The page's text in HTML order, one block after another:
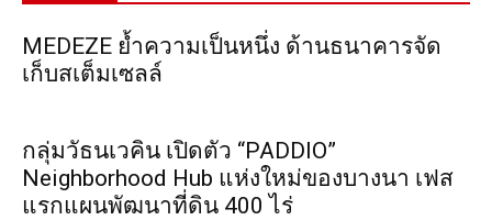
MEDEZE ย้ำความเป็นหนึ่ง ด้านธนาคารจัด
เก็บสเต็มเซลล์
กลุ่มวัธนเวคิน เปิดตัว “PADDIO”
Neighborhood Hub แห่งใหม่ของบางนา เฟส
แรกแผนพัฒนาที่ดิน 400 ไร่